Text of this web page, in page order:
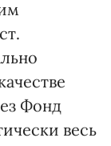
Фонд
весь